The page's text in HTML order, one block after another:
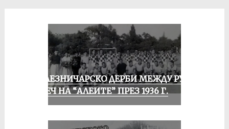
ЖЕЛЕЗНИЧАРСКО ДЕРБИ МЕЖДУ РУСЕ
И ПЕЧ НА “АЛЕИТЕ” ПРЕЗ 1936 Г.